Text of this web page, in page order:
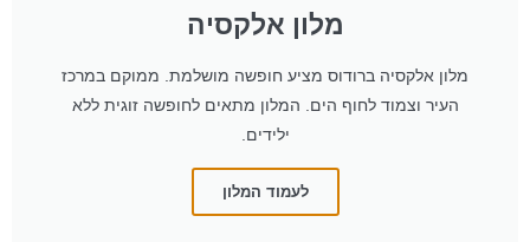
מלון אלקסיה
מלון אלקסיה ברודוס מציע חופשה מושלמת. ממוקם במרכז
העיר וצמוד לחוף הים. המלון מתאים לחופשה זוגית ללא
ילידים.
לעמוד המלון